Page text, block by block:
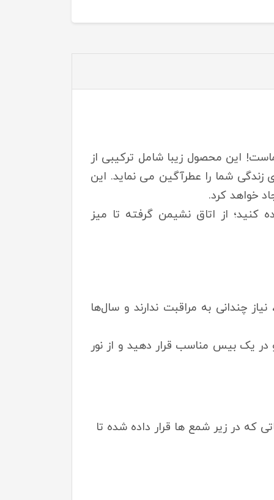
این محصول زیبا شامل ترکیبی از
شما را عطرآگین می نماید. این
خواهد کرد.
کنید؛ از اتاق نشیمن گرفته تا میز
چندانی به مراقبت ندارند و سال‌ها
در یک بیس مناسب قرار دهید و از نور
در زیر شمع ها قرار داده شده تا